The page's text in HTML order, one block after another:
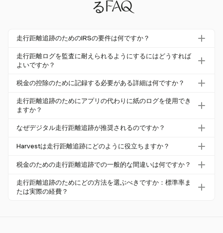
るFAQ
走行距離追跡のためのIRSの要件は何ですか？
IRSは、走行距離ログに日付、出発地と目的地、ビジネス
の目的、総走行距離を含めることを要求しています。ログ
する必要があります。
走行距離ログを監査に耐えられるようにするにはどうすれば
よいですか？
走行距離ログを監査に耐えられるようにするためには、詳
維持し、推定を避けることが重要です。自動化ツールは精
度と監査の防御力を向上させることができます。
税金の控除のために記録する必要がある詳細は何ですか？
税金の控除のためには、各旅行の日付、出発地と目的地、
ビジネスの目的、総走行距離を記録する必要があります。
走行距離追跡のためにアプリの代わりに紙のログを使用でき
ますか？
はい、紙のログを使用できますが、完全かつ一貫している
さのために推奨されており、手動入力エラーを減らしま
なぜデジタル走行距離追跡が推奨されるのですか？
デジタル走行距離追跡は、正確なGPSデータを提供し、
るために推奨されます。企業は大幅なコスト削減と生産性
Harvestは走行距離追跡にどのように役立ちますか？
Harvestは、マイルあたりの料金で走行距離経費カテゴリ
できるようにし、プロジェクトベースの経費管理を支援し
ます。
税金のための走行距離追跡での一般的な間違いは何ですか？
一般的な間違いには、タイムリーなログの記録、控除対象
外のマイルの含有、100%ビジネス使用の請求が含まれま
走行距離追跡のためにどの方法を選ぶべきですか：標準率ま
たは実際の経費？